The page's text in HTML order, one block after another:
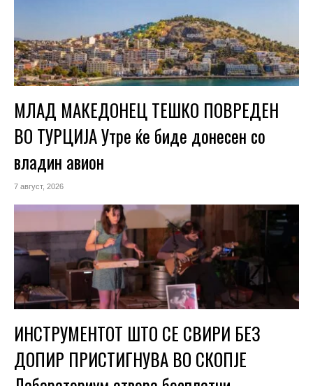
МЛАД МАКЕДОНЕЦ ТЕШКО ПОВРЕДЕН
ВО ТУРЦИЈА Утре ќе биде донесен со
владин авион
7 август, 2026
ИНСТРУМЕНТОТ ШТО СЕ СВИРИ БЕЗ
ДОПИР ПРИСТИГНУВА ВО СКОПЈЕ